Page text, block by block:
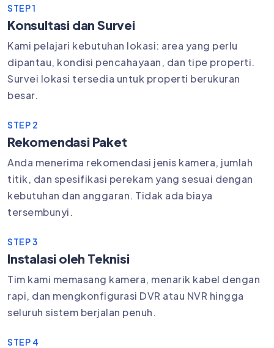
STEP 1
Konsultasi dan Survei
Kami pelajari kebutuhan lokasi: area yang perlu
dipantau, kondisi pencahayaan, dan tipe properti.
Survei lokasi tersedia untuk properti berukuran
besar.
STEP 2
Rekomendasi Paket
Anda menerima rekomendasi jenis kamera, jumlah
titik, dan spesifikasi perekam yang sesuai dengan
kebutuhan dan anggaran. Tidak ada biaya
tersembunyi.
STEP 3
Instalasi oleh Teknisi
Tim kami memasang kamera, menarik kabel dengan
rapi, dan mengkonfigurasi DVR atau NVR hingga
seluruh sistem berjalan penuh.
STEP 4